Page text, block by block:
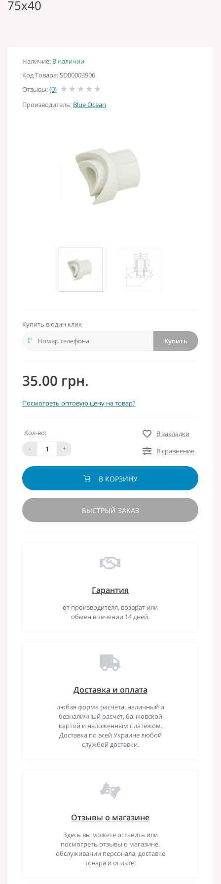
75х40
Наличие: В наличии
Код Товара: SD00003906
Отзывы:(0)
Производитель: Blue Ocean
Купить в один клик
Купить
35.00 грн.
Посмотреть оптовую цену на товар?
Кол-во:
-
+
В закладки
В сравнение
В КОРЗИНУ
БЫСТРЫЙ ЗАКАЗ
Гарантия
от производителя, возврат или
обмен в течении 14 дней.
Доставка и оплата
любая форма расчёта: наличный и
безналичный расчет, банковской
картой и наложенным платежом.
Доставка по всей Украине любой
службой доставки.
Отзывы о магазине
Здесь вы можете оставить или
посмотреть отзывы о магазине,
обслуживании персонала, доставке
товара и оплате!